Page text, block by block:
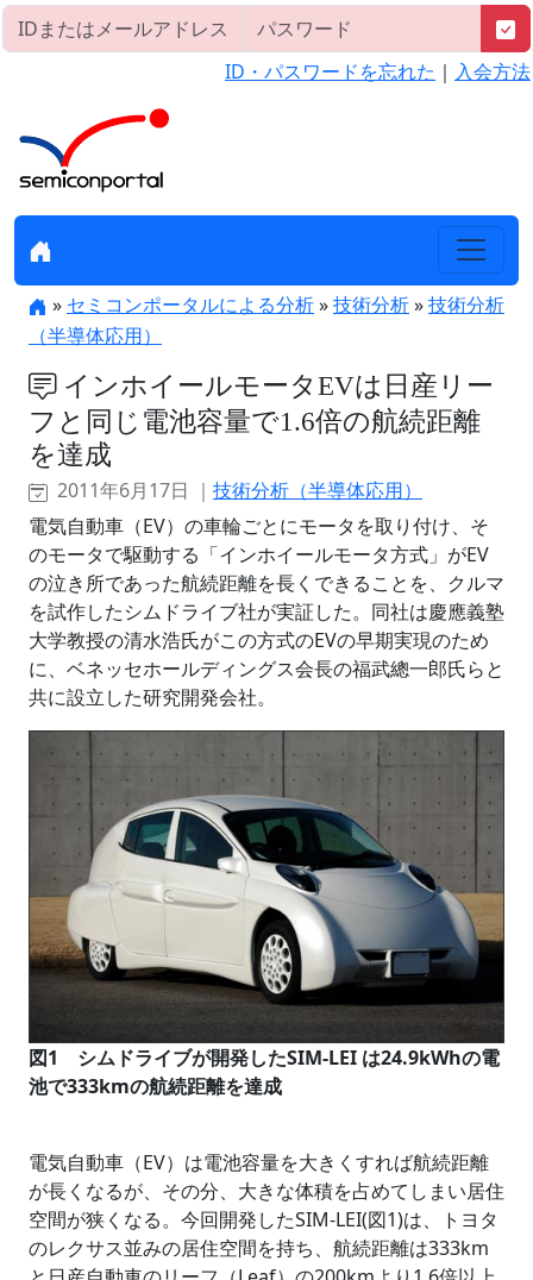
ID・パスワードを忘れた ｜ 入会方法
» セミコンポータルによる分析»技術分析»技術分析
（半導体応用）
インホイールモータEVは日産リー
フと同じ電池容量で1.6倍の航続距離
を達成
2011年6月17日 ｜ 技術分析（半導体応用）
電気自動車（EV）の車輪ごとにモータを取り付け、そ
のモータで駆動する「インホイールモータ方式」がEV
の泣き所であった航続距離を長くできることを、クルマ
を試作したシムドライブ社が実証した。同社は慶應義塾
大学教授の清水浩氏がこの方式のEVの早期実現のため
に、ベネッセホールディングス会長の福武總一郎氏らと
共に設立した研究開発会社。
図1 シムドライブが開発したSIM-LEI は24.9kWhの電
池で333kmの航続距離を達成
電気自動車（EV）は電池容量を大きくすれば航続距離
が長くなるが、その分、大きな体積を占めてしまい居住
空間が狭くなる。今回開発したSIM-LEI(図1)は、トヨタ
のレクサス並みの居住空間を持ち、航続距離は333km